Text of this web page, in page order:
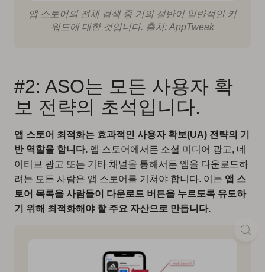
앱 스토어의 전체 검색 중 거의 절반이 일반적인 키
워드에 대한 것입니다. 출처: AppTweak
#2: ASO는 모든 사용자 확
보 전략의 초석입니다.
앱 스토어 최적화는 효과적인 사용자 확보(UA) 전략의 기
반 역할을 합니다. 앱 스토어에서든 소셜 미디어 광고, 네
이티브 광고 또는 기타 채널을 통해서든 앱을 다운로드하
려는 모든 사람은 앱 스토어를 거쳐야 합니다. 이는 앱 스
토어 목록을 사람들이 다운로드 버튼을 누르도록 유도하
기 위해 최적화해야 할 주요 자산으로 만듭니다.